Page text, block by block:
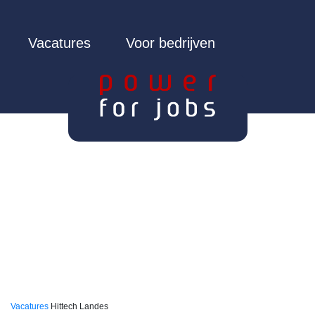
Vacatures Voor bedrijven
Vacatures Hittech Landes